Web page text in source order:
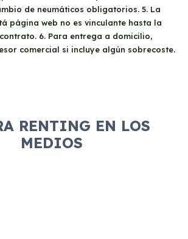
contrato antes de compartirlo
Esto te ofrece la
el vehículo con
de neumáticos obligatorios. 5. La
página web no es vinculante hasta la
6. Para entrega a domicilio,
comercial si incluye algún sobrecoste.
RENTING EN LOS
MEDIOS